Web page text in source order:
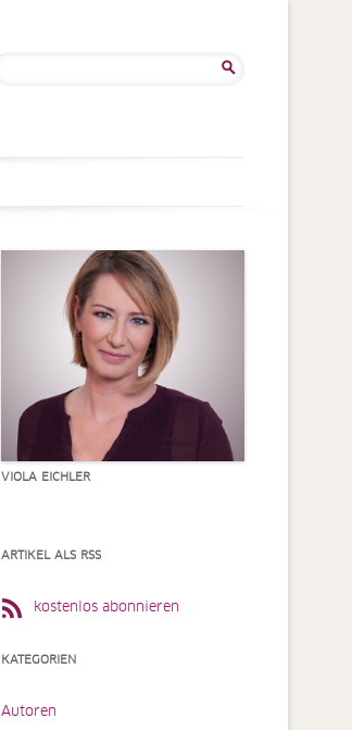
VIOLA EICHLER
ARTIKEL ALS RSS
kostenlos abonnieren
KATEGORIEN
Autoren